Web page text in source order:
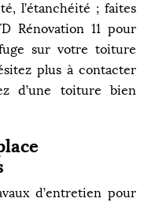
l’étanchéité ; faites
Rénovation 11 pour
sur votre toiture
plus à contacter
d’une toiture bien
d’entretien pour